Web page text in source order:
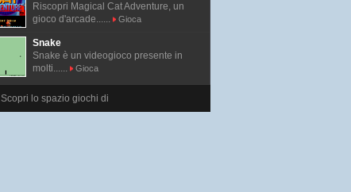
Riscopri Magical Cat Adventure, un
gioco d'arcade......
Gioca
Snake
Snake è un videogioco presente in
molti......
Gioca
Scopri lo spazio giochi di